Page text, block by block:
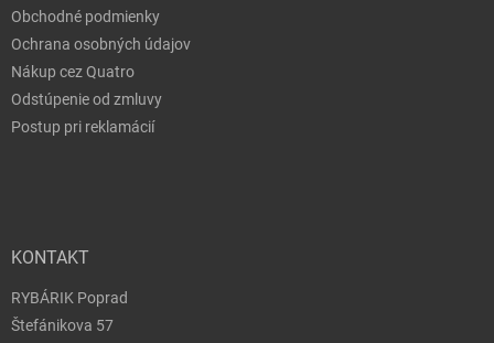
Obchodné podmienky
Ochrana osobných údajov
Nákup cez Quatro
Odstúpenie od zmluvy
Postup pri reklamácií
KONTAKT
RYBÁRIK Poprad
Štefánikova 57